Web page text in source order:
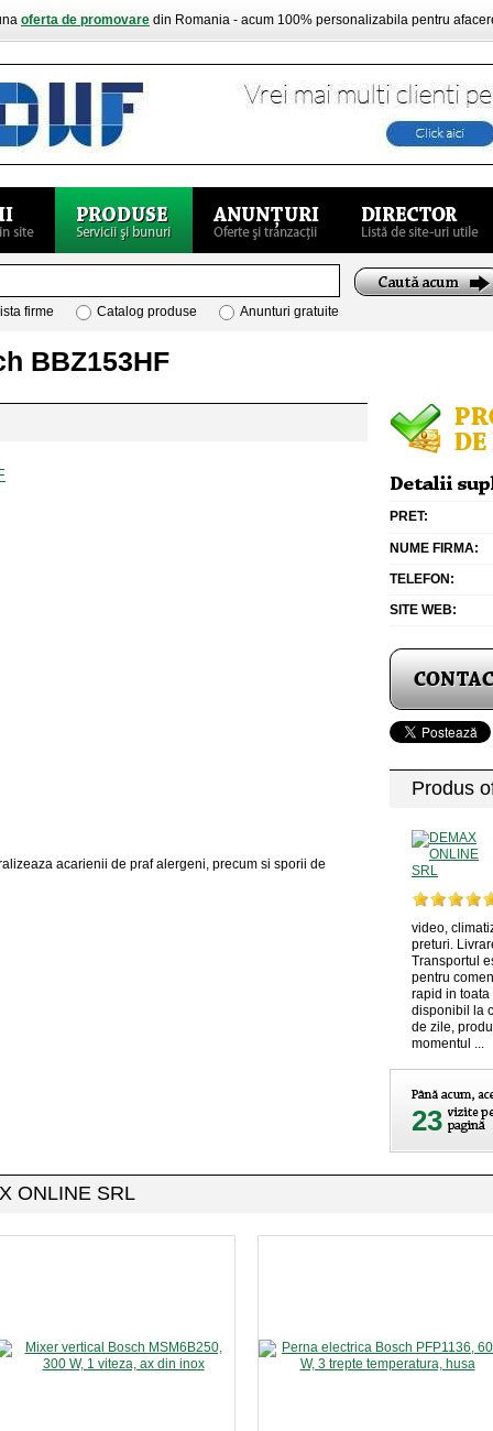
oferta de promovare din Romania - acum 100% personalizabila pentru
firme Catalog produse Anunturi gratuite
BBZ153HF
acarienii de praf alergeni, precum si sporii de
PRET:
NUME FIRMA:
TELEFON:
SITE WEB:
Produs
video,
preturi.
Transportul
pentru
rapid in toata
disponibil la
de zile,
momentul ...
23
ONLINE SRL